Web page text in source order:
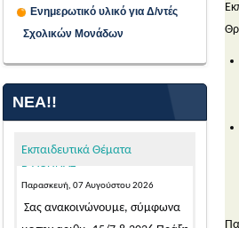
Ενημερωτικό υλικό για Δ/ντές
Σχολικών Μονάδων
ΝΈΑ!!
Εκπαιδευτικά Θέματα
ΚΑΙ ΕΙΔΙΚΗΣ ΑΓΩΓΗΣ
ΑΠΟΣΠΑΣΜΕΝΩΝ ΑΠΟ ΑΛΛΑ
ΠΥΣΠΕ/ΠΥΣΔΕ ΣΤΟ ΠΥΣΠΕ
Β΄ΑΘΗΝΑΣ
Παρασκευή, 07 Αυγούστου 2026
με την αριθμ. 15/7-8-2026 Πράξη
Προθεσμία υποβολής